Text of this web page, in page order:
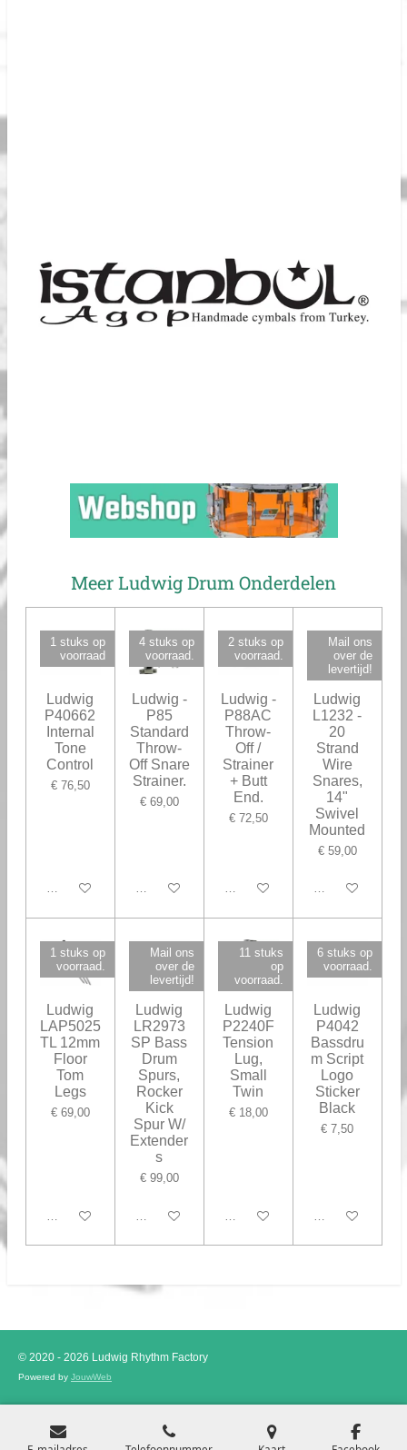
Meer Ludwig Drum Onderdelen
1 stuks op
voorraad
Ludwig
P40662
Internal
Tone
Control
€ 76,50
In winkelwagen
4 stuks op
voorraad.
Ludwig -
P85
Standard
Throw-
Off Snare
Strainer.
€ 69,00
In winkelwagen
2 stuks op
voorraad.
Ludwig -
P88AC
Throw-
Off /
Strainer
+ Butt
End.
€ 72,50
In winkelwagen
Mail ons
over de
levertijd!
Ludwig
L1232 -
20
Strand
Wire
Snares,
14"
Swivel
Mounted
€ 59,00
Houd mij op de
1 stuks op
voorraad.
Ludwig
LAP5025
TL 12mm
Floor
Tom
Legs
€ 69,00
In winkelwagen
Mail ons
over de
levertijd!
Ludwig
LR2973
SP Bass
Drum
Spurs,
Rocker
Kick
Spur W/
Extender
s
€ 99,00
Houd mij op de hoogte
11 stuks
op
voorraad.
Ludwig
P2240F
Tension
Lug,
Small
Twin
€ 18,00
In winkelwagen
6 stuks op
voorraad.
Ludwig
P4042
Bassdru
m Script
Logo
Sticker
Black
€ 7,50
In winkelwagen
© 2020 - 2026 Ludwig Rhythm Factory
Powered by JouwWeb